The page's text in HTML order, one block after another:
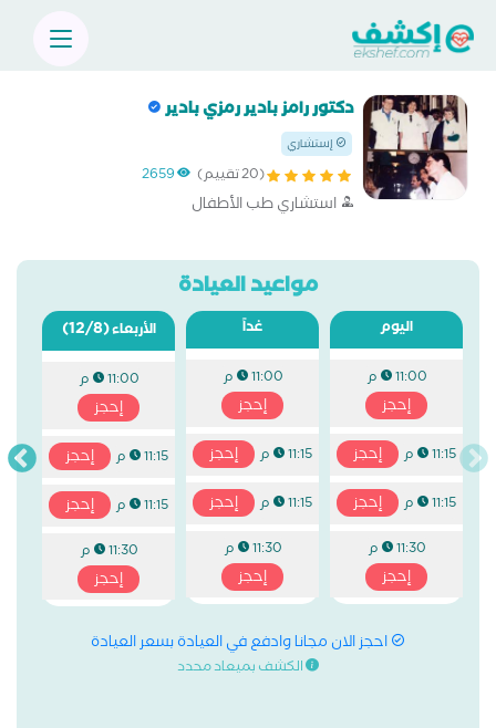
دكتور رامز بادير رمزي بادير
إستشاري
(20 تقييم) 2659
استشاري طب الأطفال
مواعيد العيادة
اليوم
11:00 م
إحجز
11:15 م إحجز
11:15 م إحجز
11:30 م
إحجز
غداً
11:00 م
إحجز
11:15 م إحجز
11:15 م إحجز
11:30 م
إحجز
الأربعاء(12/8)
11:00 م
إحجز
11:15 م إحجز
11:15 م إحجز
11:30 م
إحجز
احجز الان مجانا وادفع في العيادة بسعر العيادة
الكشف بميعاد محدد